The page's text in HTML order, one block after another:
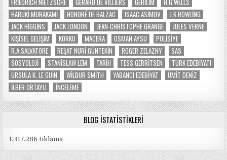
FRIEDRICH NIETZSCHE
GERARD DE VILLIERS GERILIM
H.G.WELLS
HARUKI MURAKAMI
HONORÉ DE BALZAC ISAAC ASIMOV
J.K.ROWLING
JACK HIGGINS
JACK LONDON JEAN-CHRISTOPHE GRANGE
JULES VERNE
KIŞISEL GELIŞIM
KORKU MACERA OSMAN AYSU
POLISIYE
R.A.SALVATORE
REŞAT NURI GÜNTEKIN ROGER ZELAZNY
SAS
SOSYOLOJI
STANISLAW LEM TARIH TESS GERRITSEN
TÜRK EDEBIYATI
URSULA K. LE GUIN
WILBUR SMITH YABANCI EDEBIYAT
ÜMIT DENIZ
İLBER ORTAYLI
İNCELEME
BLOG İSTATISTIKLERI
1.317.286 tıklama